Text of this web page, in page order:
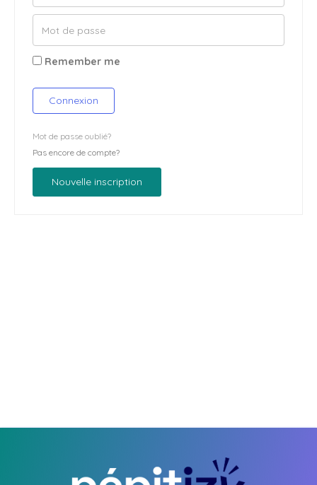
Remember me
Connexion
Mot de passe oublié?
Pas encore de compte?
Nouvelle inscription